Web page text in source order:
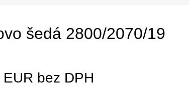
šedá 2800/2070/19
bez DPH